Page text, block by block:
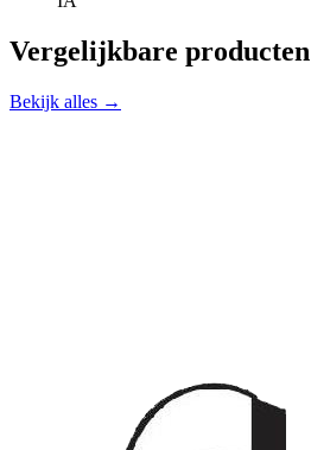
Vergelijkbare producten
Bekijk alles →